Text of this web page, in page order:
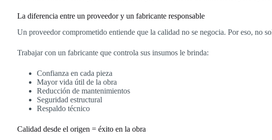
La diferencia entre un proveedor y un fabricante responsable
Un proveedor comprometido entiende que la calidad no se negocia. Por eso, no
Trabajar con un fabricante que controla sus insumos le brinda:
Confianza en cada pieza
Mayor vida útil de la obra
Reducción de mantenimientos
Seguridad estructural
Respaldo técnico
Calidad desde el origen = éxito en la obra